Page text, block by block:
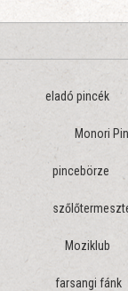
eladó pincék
Monori
pincebörze
Moziklub
farsangi fánk